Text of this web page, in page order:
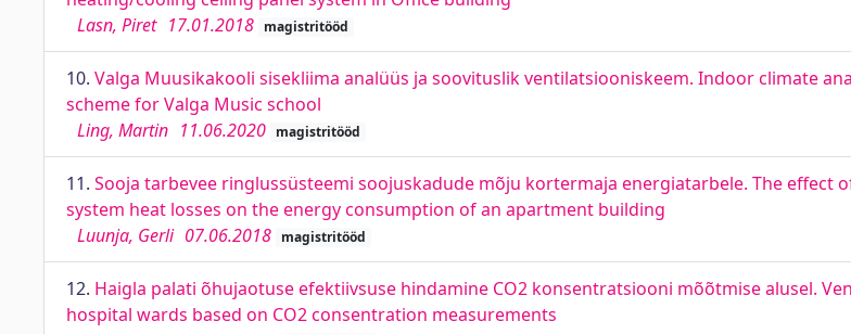
Lasn, Piret 17.01.2018 magistritööd
10. Valga Muusikakooli sisekliima analüüs ja soovituslik ventilatsiooniskeem. Indoor climate
scheme for Valga Music school
Ling, Martin 11.06.2020 magistritööd
11. Sooja tarbevee ringlussüsteemi soojuskadude mõju kortermaja energiatarbele. The effect
system heat losses on the energy consumption of an apartment building
Luunja, Gerli 07.06.2018 magistritööd
12. Haigla palati õhujaotuse efektiivsuse hindamine CO2 konsentratsiooni mõõtmise alusel.
hospital wards based on CO2 consentration measurements